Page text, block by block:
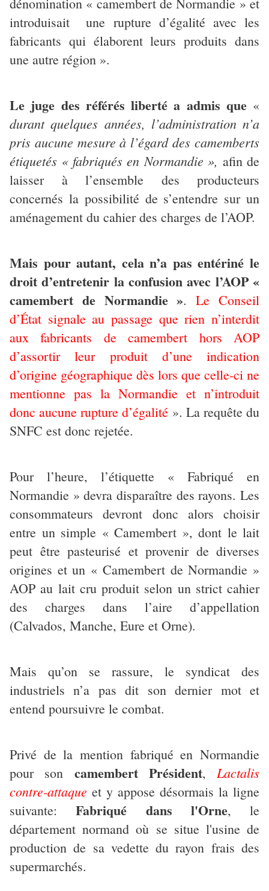
introduisait une rupture d’égalité avec les
fabricants qui élaborent leurs produits dans
une autre région ».
Le juge des référés liberté a admis que«
durant quelques années, l’administration n’a
pris aucune mesure à l’égard des camemberts
étiquetés « fabriqués en Normandie », afin de
laisser à l’ensemble des producteurs
concernés la possibilité de s’entendre sur un
aménagement du cahier des charges de l’AOP.
Mais pour autant, cela n’a pas entériné le
droit d’entretenir la confusion avec l’AOP «
camembert de Normandie ».Le Conseil
d’État signale au passage que rien n’interdit
aux fabricants de camembert hors AOP
d’assortir leur produit d’une indication
d’origine géographique dès lors que celle-ci ne
mentionne pas la Normandie et n’introduit
donc aucune rupture d’égalité ». La requête du
SNFC est donc rejetée.
Pour l’heure, l’étiquette « Fabriqué en
Normandie » devra disparaître des rayons. Les
consommateurs devront donc alors choisir
entre un simple « Camembert », dont le lait
peut être pasteurisé et provenir de diverses
origines et un « Camembert de Normandie »
AOP au lait cru produit selon un strict cahier
des charges dans l’aire d’appellation
(Calvados, Manche, Eure et Orne).
Mais qu’on se rassure, le syndicat des
industriels n’a pas dit son dernier mot et
entend poursuivre le combat.
Privé de la mention fabriqué en Normandie
pour son camembert Président, Lactalis
contre-attaque et y appose désormais la ligne
suivante:Fabriqué dans l'Orne,
le
département normand où se situe l'usine de
production de sa vedette du rayon frais des
supermarchés.